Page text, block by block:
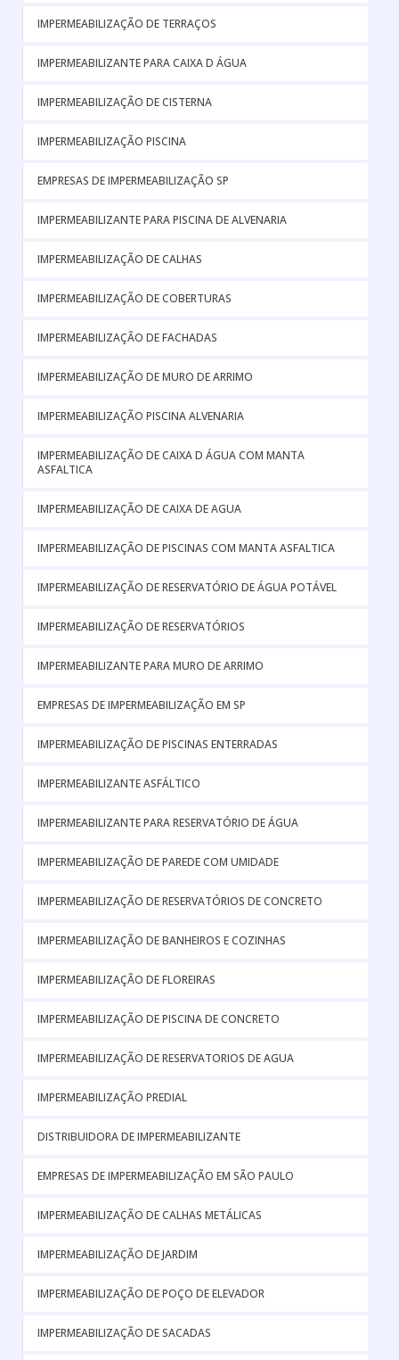
IMPERMEABILIZAÇÃO DE TERRAÇOS
IMPERMEABILIZANTE PARA CAIXA D ÁGUA
IMPERMEABILIZAÇÃO DE CISTERNA
IMPERMEABILIZAÇÃO PISCINA
EMPRESAS DE IMPERMEABILIZAÇÃO SP
IMPERMEABILIZANTE PARA PISCINA DE ALVENARIA
IMPERMEABILIZAÇÃO DE CALHAS
IMPERMEABILIZAÇÃO DE COBERTURAS
IMPERMEABILIZAÇÃO DE FACHADAS
IMPERMEABILIZAÇÃO DE MURO DE ARRIMO
IMPERMEABILIZAÇÃO PISCINA ALVENARIA
IMPERMEABILIZAÇÃO DE CAIXA D ÁGUA COM MANTA
ASFALTICA
IMPERMEABILIZAÇÃO DE CAIXA DE AGUA
IMPERMEABILIZAÇÃO DE PISCINAS COM MANTA ASFALTICA
IMPERMEABILIZAÇÃO DE RESERVATÓRIO DE ÁGUA POTÁVEL
IMPERMEABILIZAÇÃO DE RESERVATÓRIOS
IMPERMEABILIZANTE PARA MURO DE ARRIMO
EMPRESAS DE IMPERMEABILIZAÇÃO EM SP
IMPERMEABILIZAÇÃO DE PISCINAS ENTERRADAS
IMPERMEABILIZANTE ASFÁLTICO
IMPERMEABILIZANTE PARA RESERVATÓRIO DE ÁGUA
IMPERMEABILIZAÇÃO DE PAREDE COM UMIDADE
IMPERMEABILIZAÇÃO DE RESERVATÓRIOS DE CONCRETO
IMPERMEABILIZAÇÃO DE BANHEIROS E COZINHAS
IMPERMEABILIZAÇÃO DE FLOREIRAS
IMPERMEABILIZAÇÃO DE PISCINA DE CONCRETO
IMPERMEABILIZAÇÃO DE RESERVATORIOS DE AGUA
IMPERMEABILIZAÇÃO PREDIAL
DISTRIBUIDORA DE IMPERMEABILIZANTE
EMPRESAS DE IMPERMEABILIZAÇÃO EM SÃO PAULO
IMPERMEABILIZAÇÃO DE CALHAS METÁLICAS
IMPERMEABILIZAÇÃO DE JARDIM
IMPERMEABILIZAÇÃO DE POÇO DE ELEVADOR
IMPERMEABILIZAÇÃO DE SACADAS